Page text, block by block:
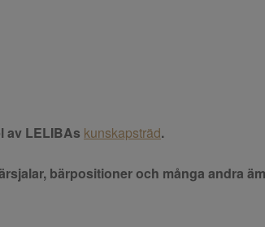
av LELIBAs kunskapsträd.
bärpositioner och många andra